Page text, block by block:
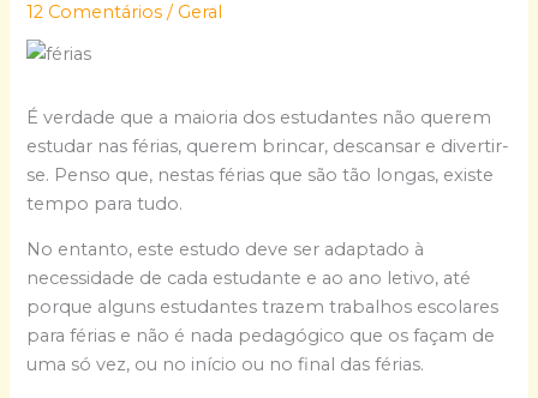
12 Comentários / Geral
É verdade que a maioria dos estudantes não querem
estudar nas férias, querem brincar, descansar e divertir-
se. Penso que, nestas férias que são tão longas, existe
tempo para tudo.
No entanto, este estudo deve ser adaptado à
necessidade de cada estudante e ao ano letivo, até
porque alguns estudantes trazem trabalhos escolares
para férias e não é nada pedagógico que os façam de
uma só vez, ou no início ou no final das férias.